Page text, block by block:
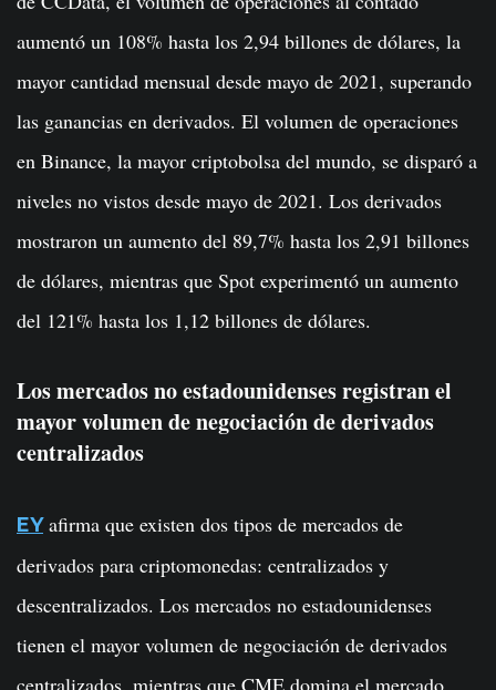
aumentó un 108% hasta los 2,94 billones de dólares, la
mayor cantidad mensual desde mayo de 2021, superando
las ganancias en derivados. El volumen de operaciones
en Binance, la mayor criptobolsa del mundo, se disparó a
niveles no vistos desde mayo de 2021. Los derivados
mostraron un aumento del 89,7% hasta los 2,91 billones
de dólares, mientras que Spot experimentó un aumento
del 121% hasta los 1,12 billones de dólares.
Los mercados no estadounidenses registran el
mayor volumen de negociación de derivados
centralizados
EYafirma que existen dos tipos de mercados de
derivados para criptomonedas: centralizados y
descentralizados. Los mercados no estadounidenses
tienen el mayor volumen de negociación de derivados
centralizados, mientras que CME domina el mercado